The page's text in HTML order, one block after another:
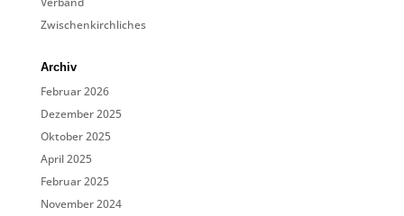
Zwischenkirchliches
Archiv
Februar 2026
Dezember 2025
Oktober 2025
April 2025
Februar 2025
November 2024